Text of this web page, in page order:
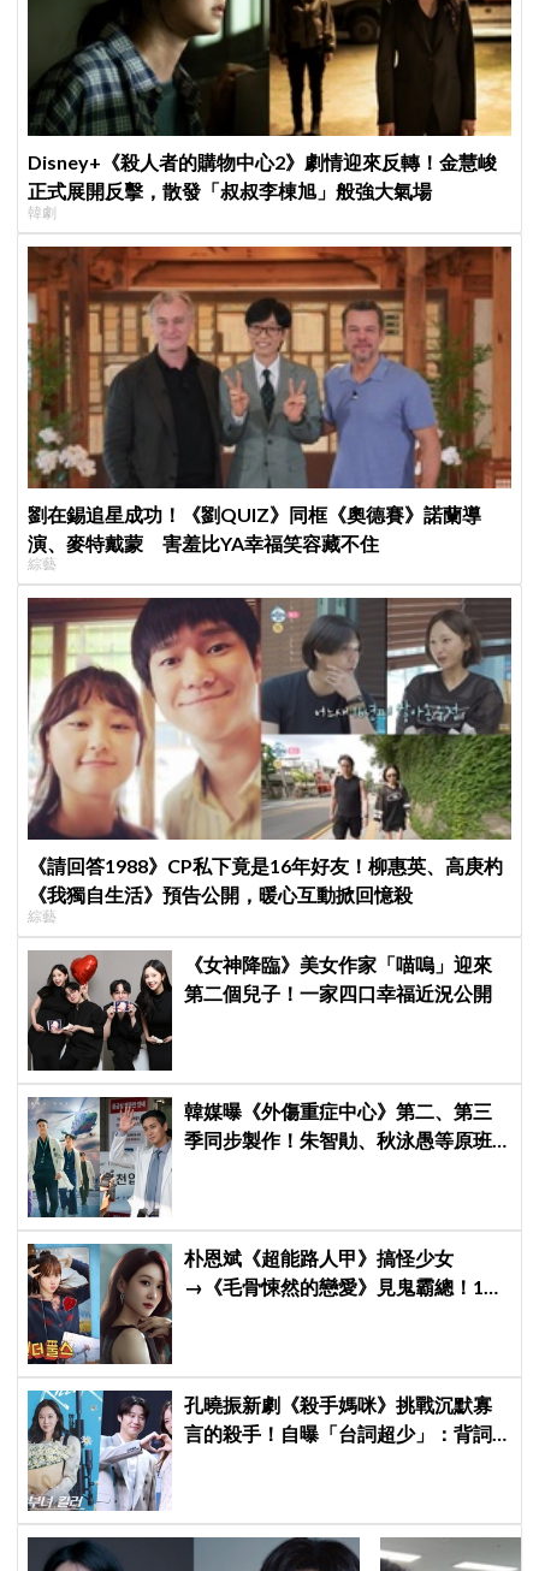
Disney+《殺人者的購物中心2》劇情迎來反轉！金慧峻
正式展開反擊，散發「叔叔李棟旭」般強大氣場
韓劇
劉在錫追星成功！《劉QUIZ》同框《奧德賽》諾蘭導
演、麥特戴蒙 害羞比YA幸福笑容藏不住
綜藝
《請回答1988》CP私下竟是16年好友！柳惠英、高庚杓
《我獨自生活》預告公開，暖心互動掀回憶殺
綜藝
《女神降臨》美女作家「喵嗚」迎來
第二個兒子！一家四口幸福近況公開
韓媒曝《外傷重症中心》第二、第三
季同步製作！朱智勛、秋泳愚等原班
朴恩斌《超能路人甲》搞怪少女
→《毛骨悚然的戀愛》見鬼霸總！180
孔曉振新劇《殺手媽咪》挑戰沉默寡
言的殺手！自曝「台詞超少」：背詞